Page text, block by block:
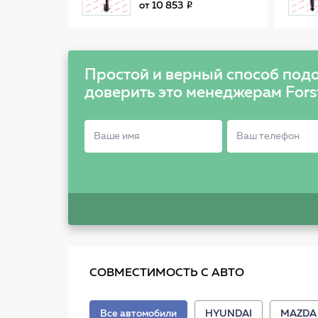
задний левый Excel-G
от 10 853
Простой и верный способ
доверить это менеджерам
СОВМЕСТИМОСТЬ С АВТО
Все автомобили HYUNDAI MAZDA